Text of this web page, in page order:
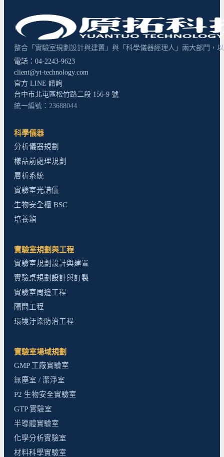
整合「實驗室規劃設計與建置」與「科學儀器經理人」兩大部門，
電話：04-2243-9623
client@yt-technology.com
官方 LINE 諮詢
台中市北屯區松竹路二段 156-9 號
統一編號：23688044
科學儀器
分析儀器規劃
樣品前處理規劃
層析系統
實驗室光譜儀
生物安全櫃 BSC
培養箱
實驗室規劃與工程
實驗室規劃設計與建置
實驗桌規劃設計與訂製
實驗室周邊工程
隔間工程
環境汙染防治工程
實驗室場域規劃
GMP 工廠實驗室
無塵室 / 潔淨室
P2 生物安全實驗室
GTP 實驗室
半導體實驗室
化學分析實驗室
材料科學實驗室